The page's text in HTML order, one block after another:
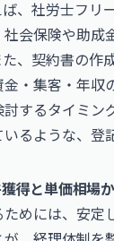
、 社労士フリ
会保険や助
、契約書の作
・集客・年収
するタイミン
るような、登
得と単価相場
めには、安定